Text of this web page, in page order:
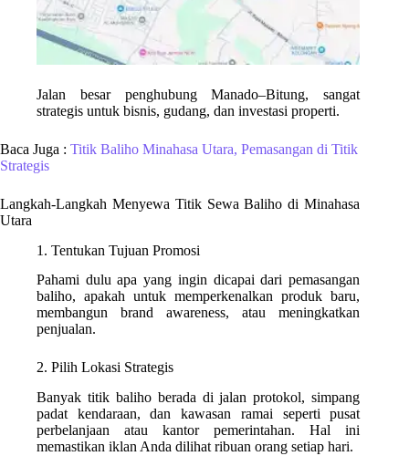
Jalan besar penghubung Manado–Bitung, sangat
strategis untuk bisnis, gudang, dan investasi properti.
Baca Juga : Titik Baliho Minahasa Utara, Pemasangan di Titik
Strategis
Langkah-Langkah Menyewa Titik Sewa Baliho di Minahasa
Utara
1. Tentukan Tujuan Promosi
Pahami dulu apa yang ingin dicapai dari pemasangan
baliho, apakah untuk memperkenalkan produk baru,
membangun brand awareness, atau meningkatkan
penjualan.
2. Pilih Lokasi Strategis
Banyak titik baliho berada di jalan protokol, simpang
padat kendaraan, dan kawasan ramai seperti pusat
perbelanjaan atau kantor pemerintahan. Hal ini
memastikan iklan Anda dilihat ribuan orang setiap hari.